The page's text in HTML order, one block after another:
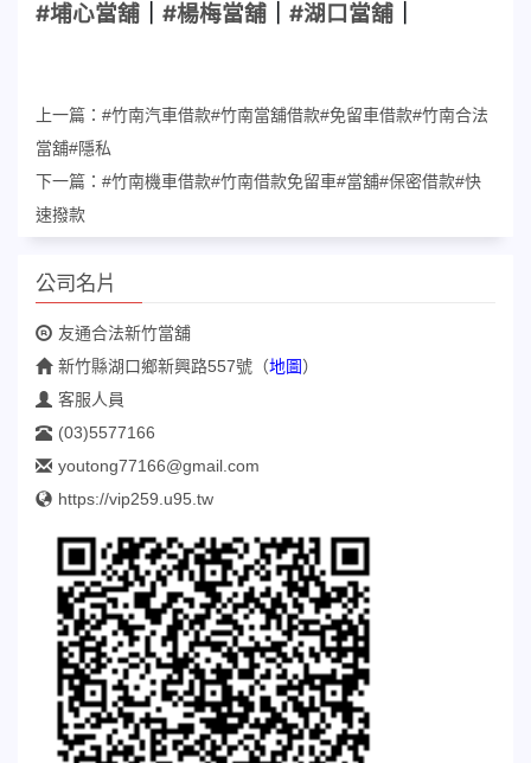
#埔心當舖 #楊梅當舖 #湖口當舖
上一篇： #竹南汽車借款#竹南當舖借款#免留車借款#竹南合法
當舖#隱私
下一篇： #竹南機車借款#竹南借款免留車#當舖#保密借款#快
速撥款
公司名片
友通合法新竹當舖
新竹縣湖口鄉新興路557號 （地圖）
客服人員
(03)5577166
youtong77166@gmail.com
https://vip259.u95.tw